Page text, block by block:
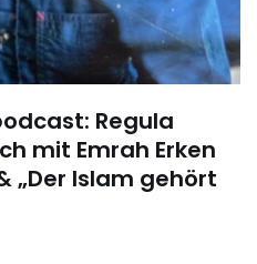
Regula
mit Emrah Erken
„Der Islam gehört